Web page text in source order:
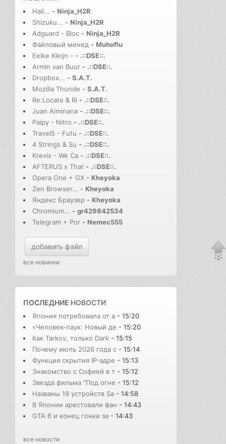
Hail... - Ninja_H2R
Shizuku... - Ninja_H2R
Adguard - Bloc - Ninja_H2R
Файловый менед - Muhoflu
Eelke Kleijn - - .::DSE::.
Armin van Buur - .::DSE::.
Dropbox... - S.A.T.
Mozilla Thunde - S.A.T.
Re:Locate & Ri - .::DSE::.
Juan Alminana - .::DSE::.
Paipy - Nitro - .::DSE::.
Travel5 - Futu - .::DSE::.
4 Strings & Su - .::DSE::.
Krevix - We Ca - .::DSE::.
AFTERUS x That - .::DSE::.
Opera One + GX - Kheyoka
Zen Browser... - Kheyoka
Яндекс Браузер - Kheyoka
Chromium... - gr429842534
Telegram + Por - Nemec555
добавить файл
все новинки
ПОСЛЕДНИЕ НОВОСТИ
Япония потребовала от а - 15:20
«Человек-паук: Новый де - 15:20
Как Tarkov, только Dark - 15:15
Почему июль 2026 года с - 15:14
Функция скрытия IP-адре - 15:13
Знакомство с Софией в т - 15:12
Звезда фильма "Под огне - 15:12
Названы 19 устройств Sa - 14:58
В Японии арестовали фан - 14:43
GTA 6 и конец гонки за - 14:43
все новости